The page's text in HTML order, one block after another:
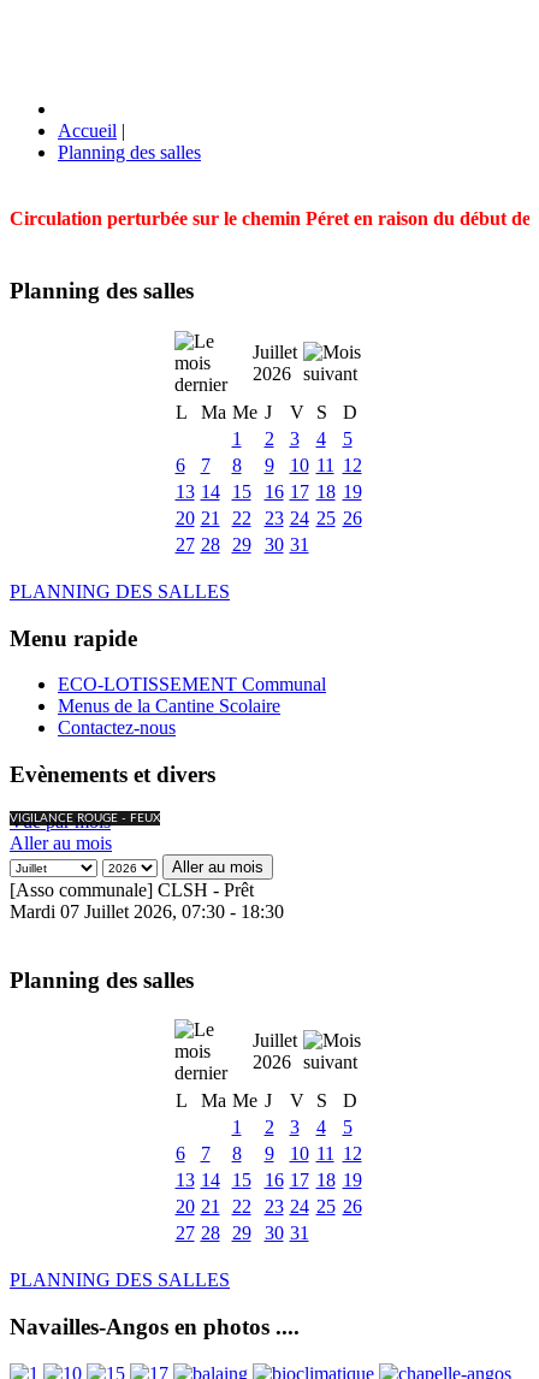
Accueil |
Planning des salles
Circulation perturbée sur le chemin Péret en raison du début
Planning des salles
Juillet
2026
L
Ma Me J V S
D
1
2 3 4
5
6
7 8 9 10 11
12
13 14 15 16 17 18 19
20 21 22 23 24 25 26
27 28 29 30 31
PLANNING DES SALLES
Menu rapide
ECO-LOTISSEMENT Communal
Menus de la Cantine Scolaire
Contactez-nous
Evènements et divers
VIGILANCE ROUGE - FEUX
Vue par mois
Aller au mois
Aller au mois
[Asso communale] CLSH - Prêt
Mardi 07 Juillet 2026, 07:30 - 18:30
Planning des salles
Juillet
2026
L
Ma Me J V S
D
1
2 3 4
5
6
7 8 9 10 11
12
13 14 15 16 17 18 19
20 21 22 23 24 25 26
27 28 29 30 31
PLANNING DES SALLES
Navailles-Angos en photos ....